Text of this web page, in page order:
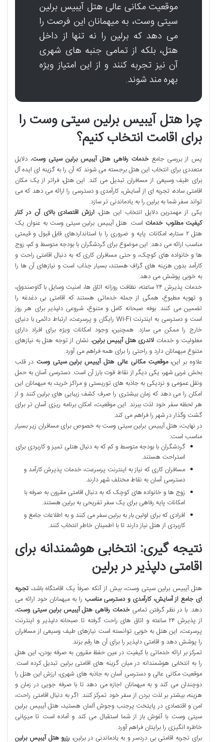
موقعیت مکانی عالی هتل آیبیس برلین
سیتی وست، به میهمانان این فرصت را
می دهد که برلین را نه تنها از داخل
هتل، بلکه از تمامی جنبه های شهری
آن نیز تجربه کنند و از این امتیاز ویژه
بهره مند شوند.
چرا هتل آیبیس برلین سیتی وست را
برای اقامت انتخاب کنیم؟
پس از بررسی جامع خدمات رفاهی هتل آیبیس برلین سیتی وست، دلایل
متعددی برای انتخاب این هتل برجسته می شوند که آن را به گزینه ای ایده آل
برای طیف وسیعی از مسافران تبدیل می کند. این هتل، فراتر از یک مکان
اقامتی ساده، تجربه ای از آسایش، کارآمدی و دسترسی را ارائه می دهد که می
تواند سفر شما به برلین را به یادماندنی تر سازد.
یکی از مهمترین دلایل انتخاب این هتل، ارزش اقتصادی بالای آن در کنار
کیفیت مطلوب خدمات است. هتل آیبیس برلین سیتی وست به عنوان یک
هتل ۲ ستاره، امکانات پایه و ضروری را با استانداردهای قابل قبول و قیمتی
مناسب ارائه می دهد. این موضوع برای گردشگران با بودجه متوسط و کم، زوج
ها و خانواده های کوچک، و حتی مسافران کاری که به دنبال اقامتی راحت و
کارآمد بدون هزینه های گزاف هستند، بسیار جذاب است و نیازهای آن ها را
به خوبی پوشش می دهد.
خدمات پذیرش ۲۴ ساعته، نظافت روزانه اتاق ها، امنیت وسایل با گاوصندوق،
و تهویه مطبوع، همگی از جمله خدماتی هستند که اقامتی بی دغدغه را
تضمین می کنند. بوفه صبحانه کامل و متنوع، شروعی دلپذیر برای هر روز
است و دسترسی به اینترنت Wi-Fi رایگان و پرسرعت، ارتباط دائمی با دنیای
خارج را ممکن می سازد. همچنین، وجود امکانات ویژه برای افراد دارای
معلولیت و خدمات لاندری هتل آیبیس برلین، نشان از توجه هتل به نیازهای
متنوع میهمانان دارد و راحتی را برای همه فراهم می آورد.
علاوه بر این،موقعیت مکانی عالی هتل آیبیس برلین سیتی وست در قلب
بخش غربی شهر، یکی دیگر از نقاط قوت بارز آن است. دسترسی آسان به حمل
ونقل عمومی و نزدیکی به جاذبه های توریستی و مراکز خرید، به میهمانان این
امکان را می دهد که زمان بیشتری را صرف کشف زیبایی های برلین کنند و از
هر لحظه سفر خود لذت ببرند. این موقعیت، امکان برنامه ریزی آسان تر برای
گشت وگذار در شهر را فراهم می کند.
در نهایت، هتل آیبیس برلین سیتی وست به خصوص برای مسافران زیر بسیار
مناسب است:
گردشگران با بودجه متوسط و کم که به دنبال هتلی تمیز و کاربردی برای
استراحت هستند.
مسافران کاری که نیاز به اینترنت پرسرعت، خدمات پذیرش کارآمد و
دسترسی آسان به نقاط مختلف شهر دارند.
زوج ها و خانواده های کوچک که به دنبال اقامتی مقرون به صرفه با
امکانات پایه رفاهی برای یک سفر تفریحی به برلین هستند.
افرادی که برای اولین بار به برلین سفر می کنند و به اطلاعات جامع و
کاربردی از هتل نیاز دارند تا با اطمینان خاطر انتخاب کنند.
نتیجه گیری: انتخابی هوشمندانه برای
اقامتی دلپذیر در برلین
هتل آیبیس برلین سیتی وست، بیش از آنکه صرفاً یک اقامتگاه باشد، تجربه
ای جامع از آسایش، کارآمدی و دسترسی مناسب را به میهمانان خود ارائه می
دهد. با در نظر گرفتن تمامی خدمات رفاهی هتل آیبیس برلین سیتی وست،
از پذیرش ۲۴ ساعته و اتاق های راحت گرفته تا صبحانه دلپذیر و اینترنت
پرسرعت، این هتل به خوبی توانسته است نیازهای طیف وسیعی از مسافران
را پوشش دهد و اقامتی دلپذیر را برای آن ها رقم بزند.
تمرکز بر ارائه خدماتی با کیفیت در عین حفظ مقرون به صرفه بودن، این هتل
را به انتخابی هوشمندانه در میان گزینه های اقامتی برلین تبدیل کرده است.
موقعیت مکانی عالی و دسترسی آسان به جاذبه های شهری، ارزش این هتل را
دوچندان می کند و به میهمانان اجازه می دهد تا با صرفه جویی در زمان و
هزینه، بیشتر بر لذت بردن از سفر خود تمرکز کنند. اگر به دنبال اقامتی راحت،
امن و اقتصادی در پایتخت پرجنب وجوش آلمان هستید، هتل آیبیس برلین
سیتی وست با آغوش باز از شما استقبال می کند و آماده است تا میزبانی
خاطره انگیزی را برایتان فراهم آورد.
برای تجربه اقامتی بی دردسر و به یادماندنی در برلین، رزرو هتل آیبیس برلین